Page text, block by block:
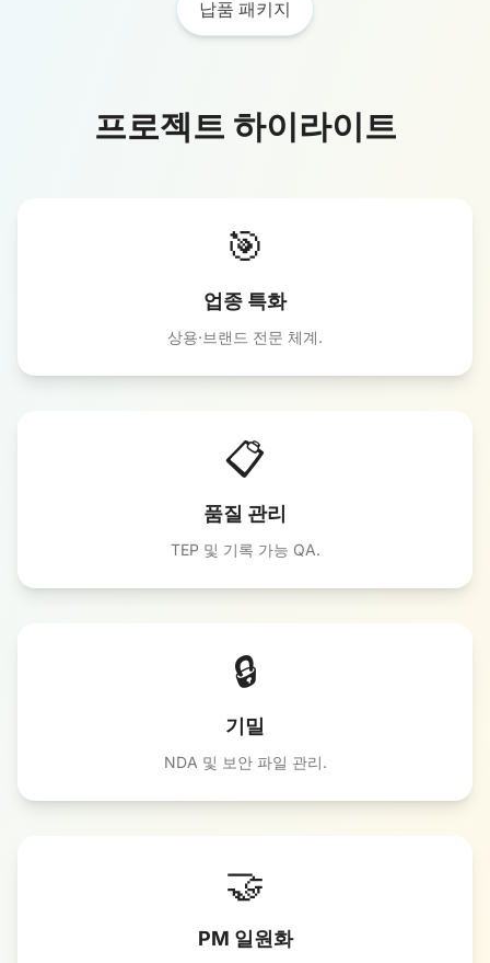
납품 패키지
프로젝트 하이라이트
🎯
업종 특화
상용·브랜드 전문 체계.
📋
품질 관리
TEP 및 기록 가능 QA.
🔒
기밀
NDA 및 보안 파일 관리.
🤝
PM 일원화